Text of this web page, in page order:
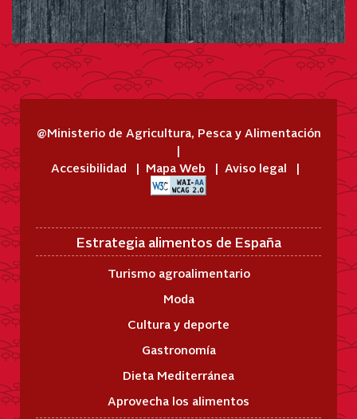
@Ministerio de Agricultura, Pesca y Alimentación
Accesibilidad Mapa Web Aviso legal
Estrategia alimentos de España
Turismo agroalimentario
Moda
Cultura y deporte
Gastronomía
Dieta Mediterránea
Aprovecha los alimentos